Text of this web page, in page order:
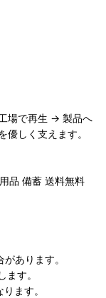
場で再生 → 製品へ
しく支えます。
品 備蓄 送料無料
あります。
す。
ます。